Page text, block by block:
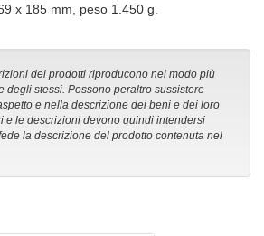
x 185 mm, peso 1.450 g.
dei prodotti riproducono nel modo più
degli stessi. Possono peraltro sussistere
e nella descrizione dei beni e dei loro
e le descrizioni devono quindi intendersi
la descrizione del prodotto contenuta nel